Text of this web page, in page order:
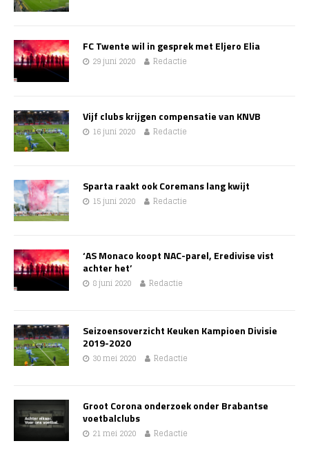
FC Twente wil in gesprek met Eljero Elia
29 juni 2020 Redactie
Vijf clubs krijgen compensatie van KNVB
16 juni 2020 Redactie
Sparta raakt ook Coremans lang kwijt
15 juni 2020 Redactie
‘AS Monaco koopt NAC-parel, Eredivise vist
achter het’
8 juni 2020 Redactie
Seizoensoverzicht Keuken Kampioen Divisie
2019-2020
30 mei 2020 Redactie
Groot Corona onderzoek onder Brabantse
voetbalclubs
21 mei 2020 Redactie